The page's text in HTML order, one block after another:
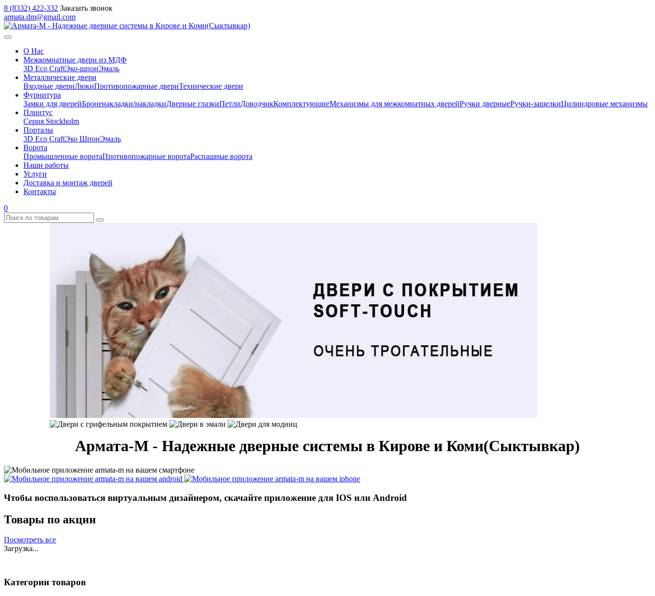
8 (8332) 422-332 Заказать звонок
armata.dm@gmail.com
О Нас
Межкомнатные двери из МДФ
3D Eco CraftЭко-шпонЭмаль
Металлические двери
Входные двериЛюкиПротивопожарные двериТехнические двери
Фурнитура
Замки для дверейБроненакладки/накладкиДверные глазкиПетлиДоводчикКомплектующиеМеханизмы для межкомнатных дверейРучки дверныеРучки-защелкиЦилиндровые механизмы
Плинтус
Серия Stockholm
Порталы
3D Eco CraftЭко ШпонЭмаль
Ворота
Промышленные воротаПротивопожарные воротаРаспашные ворота
Наши работы
Услуги
Доставка и монтаж дверей
Контакты
0
Армата-М - Надежные дверные системы в Кирове и Коми(Сыктывкар)
Чтобы воспользоваться виртуальным дизайнером, скачайте приложение для IOS или Android
Товары по акции
Посмотреть все
Загрузка...
Категории товаров